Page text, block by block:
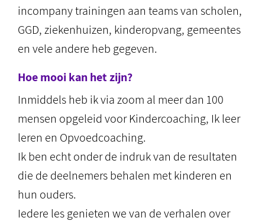
incompany trainingen aan teams van scholen,
GGD, ziekenhuizen, kinderopvang, gemeentes
en vele andere heb gegeven.
Hoe mooi kan het zijn?
Inmiddels heb ik via zoom al meer dan 100
mensen opgeleid voor Kindercoaching, Ik leer
leren en Opvoedcoaching.
Ik ben echt onder de indruk van de resultaten
die de deelnemers behalen met kinderen en
hun ouders.
Iedere les genieten we van de verhalen over